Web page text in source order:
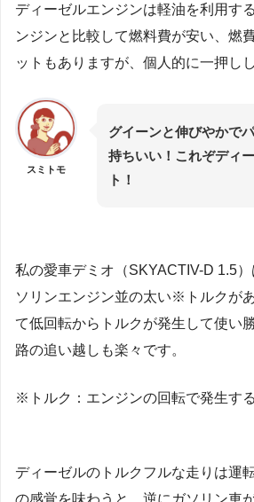
ディーゼルエンジンは軽油を利用す
ンジンと比較して燃料費が安い、燃
ットもありますが、個人的に一押し
スミトモ
グイーンと伸びやかで
持ちいい！これぞディ
ト！
私の愛車デミオ（SKYACTIV-D 1.5
ソリンエンジン並の太い※トルクが
て低回転からトルクが発生して使い
路の追い越しも楽々です。
※トルク：エンジンの回転で発生す
ディーゼルのトルクフルな走りは運
の感覚を味わうと、逆にガソリン車